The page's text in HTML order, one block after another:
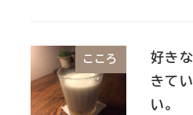
こころ
好き
きて
い。